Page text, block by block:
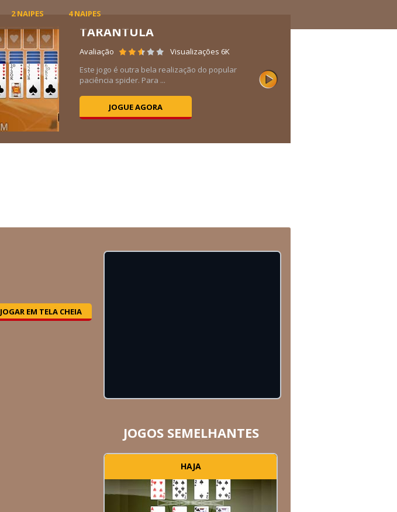
2 NAIPES 4 NAIPES
TARANTULA
Avaliação
Visualizações 6K
Este jogo é outra bela realização do popular
paciência spider. Para ...
JOGUE AGORA
JOGAR EM TELA CHEIA
JOGOS SEMELHANTES
HAJA